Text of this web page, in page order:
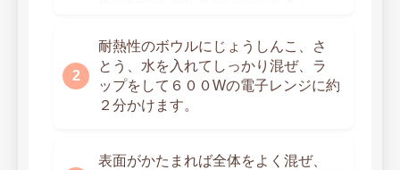
耐熱性のボウルにじょうしんこ、さ
とう、水を入れてしっかり混ぜ、ラ
ップをして６００Wの電子レンジに約
２分かけます。
表面がかたまれば全体をよく混ぜ、